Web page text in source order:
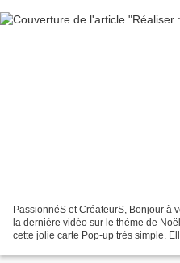
PassionnéS et CréateurS, Bonjour à
la dernière vidéo sur le thème de
cette jolie carte Pop-up très simple.